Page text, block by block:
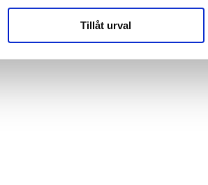
Tillåt urval